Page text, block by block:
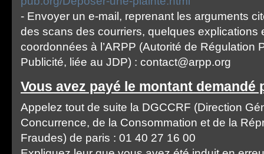
- Envoyer un e-mail, reprenant les arguments
des scans des courriers, quelques explications
coordonnées à l’ARPP (Autorité de Régulation
Publicité, liée au JDP) : contact@arpp.org
Vous avez payé le montant demandé
Appelez tout de suite la DGCCRF (Direction
Concurrence, de la Consommation et de la
Fraudes) de paris : 01 40 27 16 00